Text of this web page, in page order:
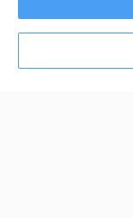
Полная версия